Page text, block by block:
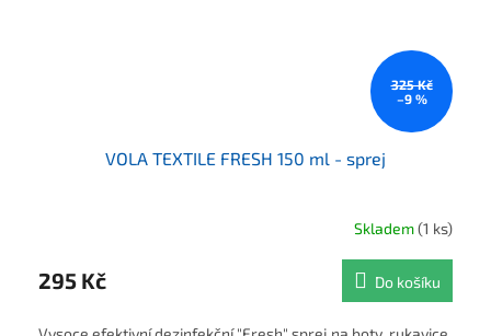
325 Kč
–9 %
VOLA TEXTILE FRESH 150 ml - sprej
Skladem(1 ks)
295 Kč Do košíku